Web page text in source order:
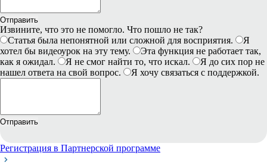
Отправить
Извините, что это не помогло. Что пошло не так?
Статья была непонятной или сложной для восприятия.
Я
хотел бы видеоурок на эту тему.
Эта функция не работает так,
как я ожидал.
Я не смог найти то, что искал.
Я до сих пор не
нашел ответа на свой вопрос.
Я хочу связаться с поддержкой.
Отправить
Регистрация в Партнерской программе